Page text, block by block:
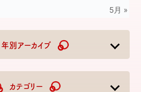
5月 »
年別アーカイブ
2023
カテゴリー